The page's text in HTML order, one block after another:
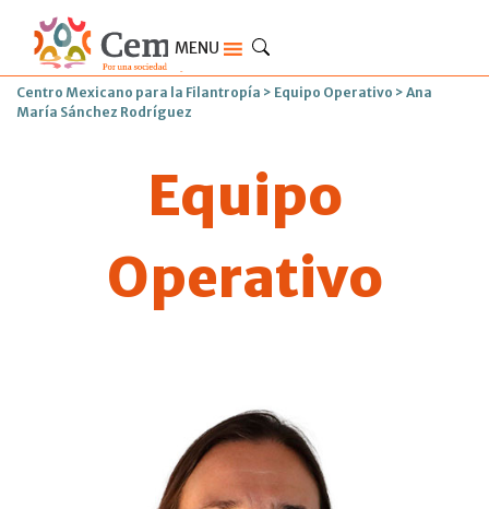
MENU
Centro Mexicano para la Filantropía > Equipo Operativo > Ana
María Sánchez Rodríguez
Equipo
Operativo